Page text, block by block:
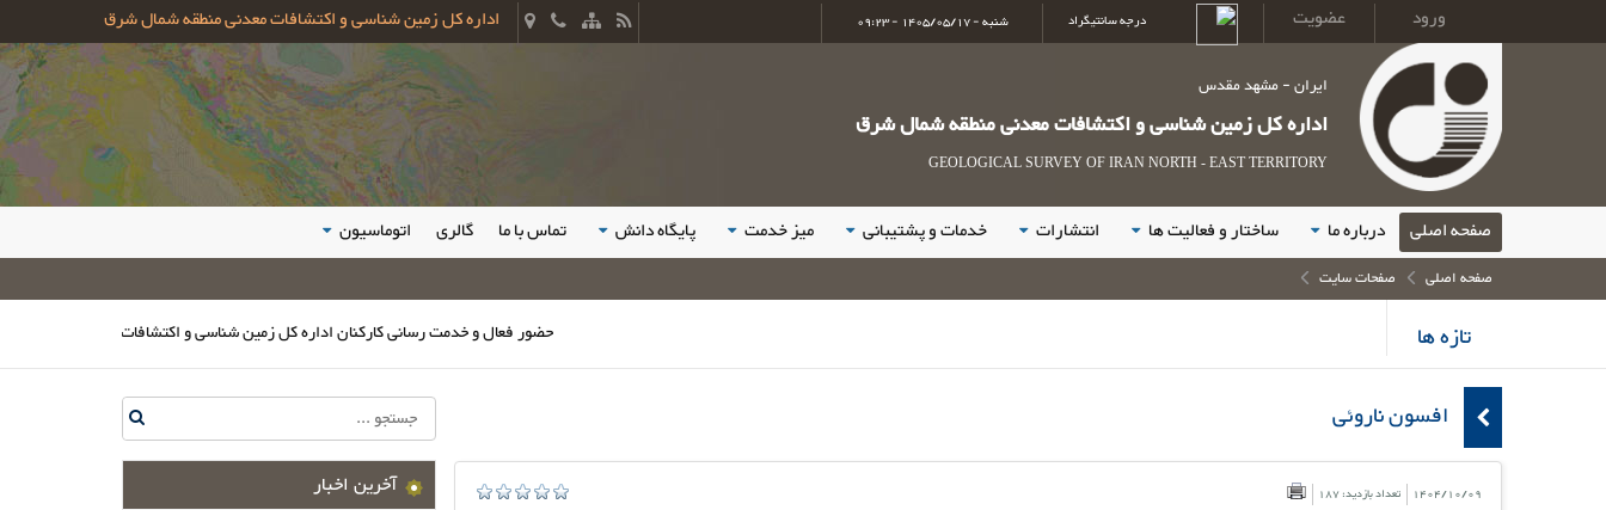
ورود عضویت درجه سانتیگراد شنبه - 1405/05/17 - 09:23 اداره کل زمین شناسی و اکتشافات معدنی منطقه شمال شرق
ایران - مشهد مقدس
اداره کل زمین شناسی و اکتشافات معدنی منطقه شمال شرق
GEOLOGICAL SURVEY OF IRAN NORTH - EAST TERRITORY
صفحه اصلی درباره ما ساختار و فعالیت ها انتشارات خدمات و پشتیبانی میز خدمت پایگاه دانش تماس با ما گالری اتوماسیون
صفحه اصلی صفحات سایت
تازه ها حضور فعال و خدمت رسانی کارکنان اداره کل زمین شناسی و اکتشافات معدنی شمال شرق در
افسون ناروئی
1404/10/09 تعداد بازدید: 187 آخرین اخبار